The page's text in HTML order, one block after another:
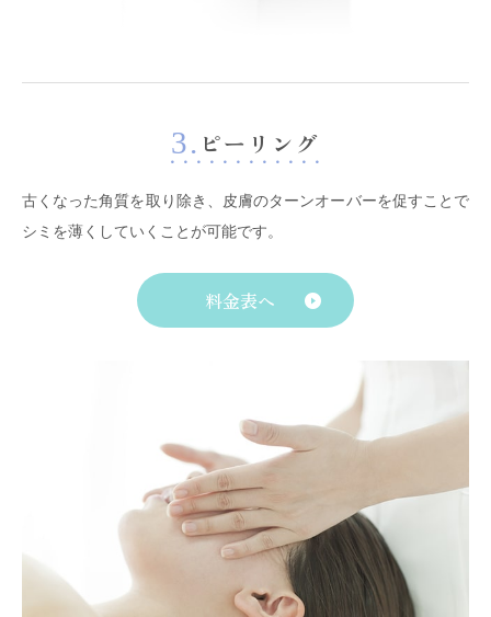
3. ピーリング
古くなった角質を取り除き、皮膚のターンオーバーを促すことで
シミを薄くしていくことが可能です。
料金表へ